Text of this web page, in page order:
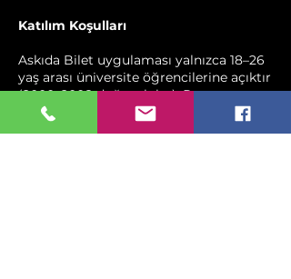
Katılım Koşulları
Askıda Bilet uygulaması yalnızca 18–26
yaş arası üniversite öğrencilerine açıktır
(2000–2008 doğumlular). Rezervasyon
yaptırdığı halde etkinliğe katılmayan